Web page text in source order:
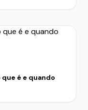
é e quando